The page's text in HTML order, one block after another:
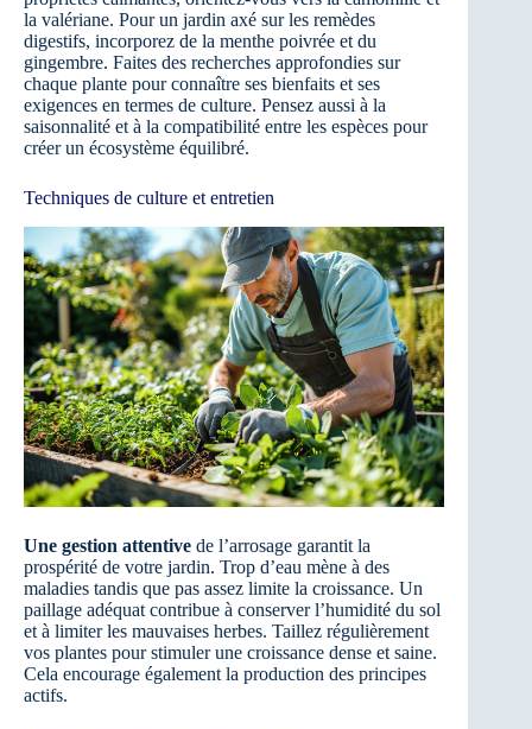
la valériane. Pour un jardin axé sur les remèdes
digestifs, incorporez de la menthe poivrée et du
gingembre. Faites des recherches approfondies sur
chaque plante pour connaître ses bienfaits et ses
exigences en termes de culture. Pensez aussi à la
saisonnalité et à la compatibilité entre les espèces pour
créer un écosystème équilibré.
Techniques de culture et entretien
Une gestion attentive de l’arrosage garantit la
prospérité de votre jardin. Trop d’eau mène à des
maladies tandis que pas assez limite la croissance. Un
paillage adéquat contribue à conserver l’humidité du sol
et à limiter les mauvaises herbes. Taillez régulièrement
vos plantes pour stimuler une croissance dense et saine.
Cela encourage également la production des principes
actifs.